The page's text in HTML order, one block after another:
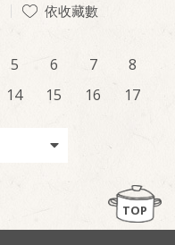
依收藏數
5 6 7
8
14 15 16
17
TOP